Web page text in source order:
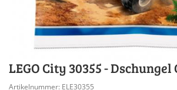
LEGO City 30355 - Dschungel
Artikelnummer: ELE30355